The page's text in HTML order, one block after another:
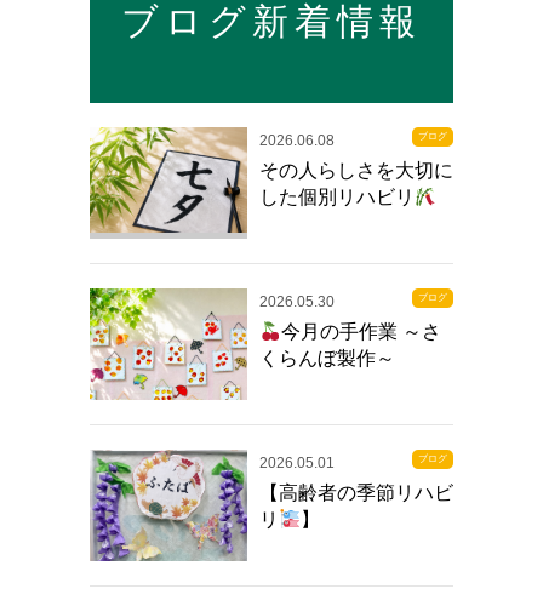
ブログ新着情報
2026.06.08 ブログ
その人らしさを大切に
した個別リハビリ
2026.05.30 ブログ
今月の手作業 ～さ
くらんぼ製作～
2026.05.01 ブログ
【高齢者の季節リハビ
リ
】